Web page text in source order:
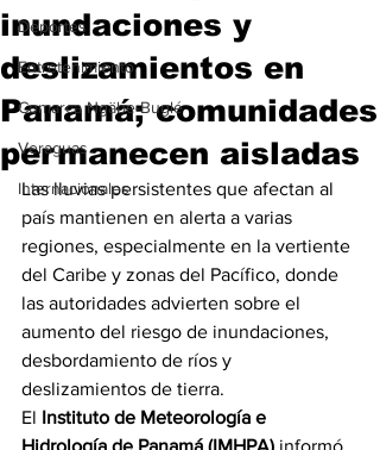
Deportes
Entretenimiento
Comarca Ngäbe-Buglé
Veraguas
Internacionales
inundaciones y
deslizamientos en
Panamá; comunidades
permanecen aisladas
Las lluvias persistentes que afectan al
país mantienen en alerta a varias
regiones, especialmente en la vertiente
del Caribe y zonas del Pacífico, donde
las autoridades advierten sobre el
aumento del riesgo de inundaciones,
desbordamiento de ríos y
deslizamientos de tierra.
El Instituto de Meteorología e
Hidrología de Panamá (IMHPA) informó